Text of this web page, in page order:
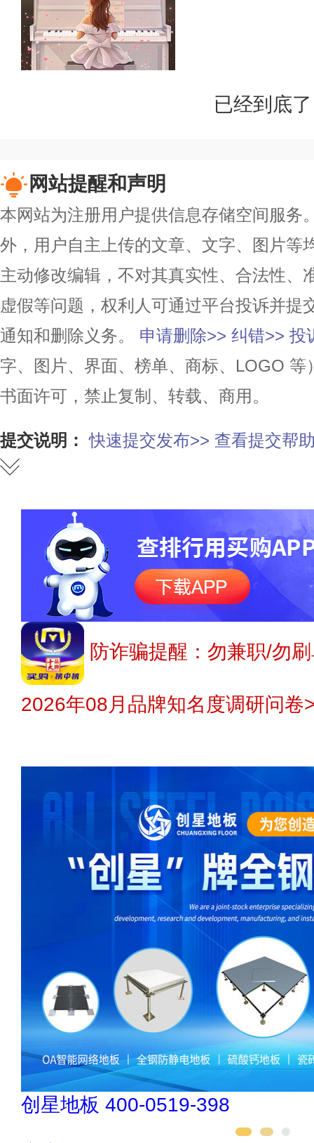
已经到底了
网站提醒和声明
本网站为注册用户提供信息存储空间服务
外，用户自主上传的文章、文字、图片等
主动修改编辑，不对其真实性、合法性、
虚假等问题，权利人可通过平台投诉并提
通知和删除义务。
申请删除>> 纠错>> 投
字、图片、界面、榜单、商标、LOGO
书面许可，禁止复制、转载、商用。
提交说明： 快速提交发布>> 查看提交帮
防诈骗提醒：勿兼职/勿
2026年08月品牌知名度调研问卷
创星地板 400-0519-398